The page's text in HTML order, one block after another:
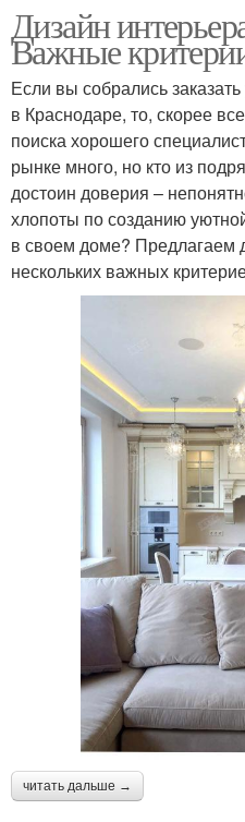
Дизайн
Важные
Если вы собрались
в Краснодаре, то, скорее
поиска хорошего
рынке много, но кто из
достоин доверия –
хлопоты по созданию
в своем доме? Предлагаем
нескольких важных
читать дальше →